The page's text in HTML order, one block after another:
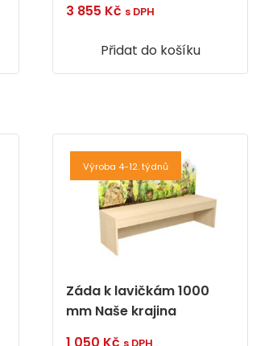
3 855 Kč s DPH
Přidat do košíku
Výroba 4-12. týdnů
Záda k lavičkám 1000
mm Naše krajina
s DPH